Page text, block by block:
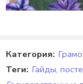
Категория:
Теги: Гайды,